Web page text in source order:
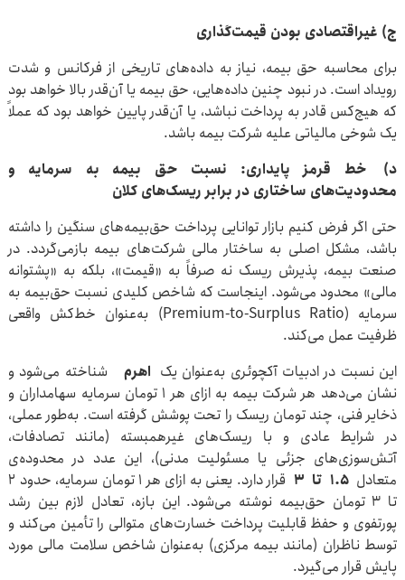
ج) غیراقتصادی بودن قیمت‌گذاری
برای محاسبه حق بیمه، نیاز به داده‌های تاریخی از فرکانس و شدت
رویداد است. در نبود چنین داده‌هایی، حق بیمه یا آن‌قدر بالا خواهد بود
که هیچ‌کس قادر به پرداخت نباشد، یا آن‌قدر پایین خواهد بود که عملاً
یک شوخی مالیاتی علیه شرکت بیمه باشد.
د)
خط قرمز پایداری: نسبت حق بیمه به سرمایه و
محدودیت‌های ساختاری در برابر ریسک‌های کلان
حتی اگر فرض کنیم بازار توانایی پرداخت حق‌بیمه‌های سنگین را داشته
باشد، مشکل اصلی به ساختار مالی شرکت‌های بیمه بازمی‌گردد. در
صنعت بیمه، پذیرش ریسک نه صرفاً به «قیمت»، بلکه به «پشتوانه‌
مالی» محدود می‌شود. اینجاست که شاخص کلیدی نسبت حق‌بیمه به
سرمایه (Premium-to-Surplus Ratio) به‌عنوان خط‌کش واقعی
ظرفیت عمل می‌کند.
این نسبت در ادبیات آکچوئری به‌عنوان یک اهرم
شناخته می‌شود و
نشان می‌دهد هر شرکت بیمه به ازای هر ۱ تومان سرمایه‌ سهامداران و
ذخایر فنی، چند تومان ریسک را تحت پوشش گرفته است. به‌طور عملی،
در شرایط عادی و با ریسک‌های غیرهمبسته (مانند تصادفات،
آتش‌سوزی‌های جزئی یا مسئولیت مدنی)، این عدد در محدوده‌ی
متعادل۱.۵ تا ۳
قرار دارد. یعنی به ازای هر ۱ تومان سرمایه، حدود ۲
تا ۳ تومان حق‌بیمه نوشته می‌شود. این بازه، تعادل لازم بین رشد
پورتفوی و حفظ قابلیت پرداخت خسارت‌های متوالی را تأمین می‌کند و
توسط ناظران (مانند بیمه مرکزی) به‌عنوان شاخص سلامت مالی مورد
پایش قرار می‌گیرد.